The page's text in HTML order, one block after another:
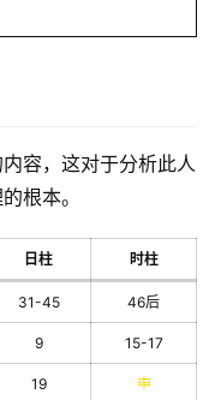
容，这对于分析此人
根本。
日柱 时柱
31-45 46后
9 15-17
19 申